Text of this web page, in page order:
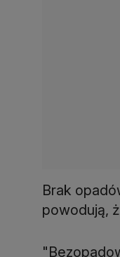
Brak
powodują,